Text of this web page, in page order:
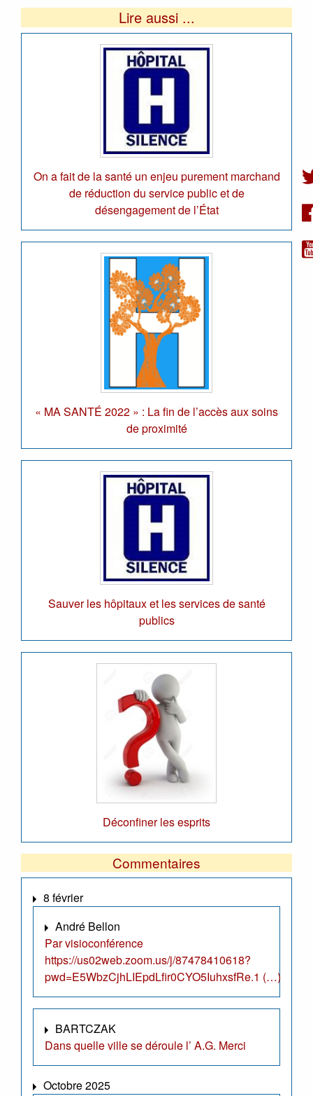
Lire aussi ...
On a fait de la santé un enjeu purement marchand
de réduction du service public et de
désengagement de l’État
« MA SANTÉ 2022 » : La fin de l’accès aux soins
de proximité
Sauver les hôpitaux et les services de santé
publics
Déconfiner les esprits
Commentaires
8 février
André Bellon
Par visioconférence
https://us02web.zoom.us/j/87478410618?
pwd=E5WbzCjhLIEpdLfir0CYO5IuhxsfRe.1 (…)
BARTCZAK
Dans quelle ville se déroule l’ A.G. Merci
Octobre 2025